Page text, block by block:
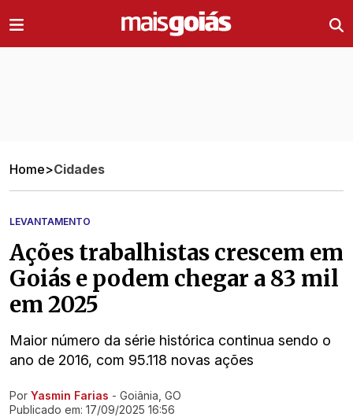
Home>Cidades
LEVANTAMENTO
Ações trabalhistas crescem em
Goiás e podem chegar a 83 mil
em 2025
Maior número da série histórica continua sendo o
ano de 2016, com 95.118 novas ações
Ir direto pra matéria
Por Yasmin Farias - Goiânia, GO
Publicado em: 17/09/2025 16:56